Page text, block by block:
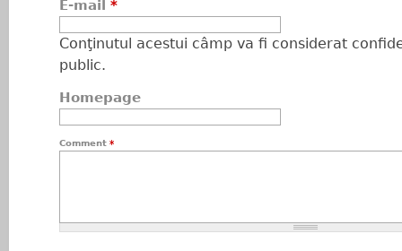
E-mail *
Conţinutul acestui câmp va fi considerat
public.
Homepage
Comment *